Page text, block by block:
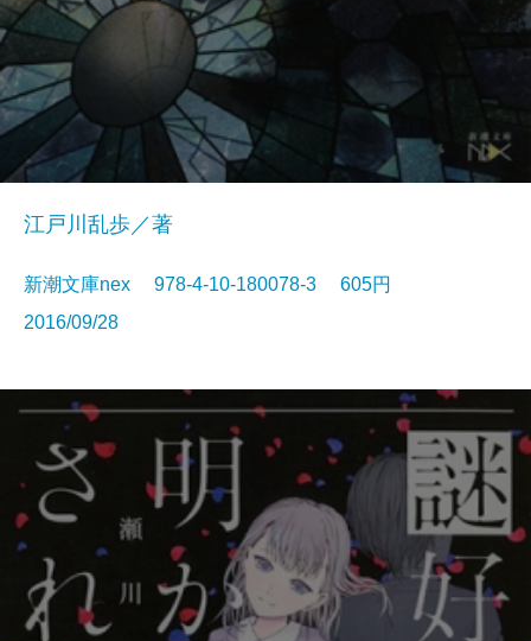
江戸川乱歩／著
新潮文庫nex 978-4-10-180078-3 605円
2016/09/28